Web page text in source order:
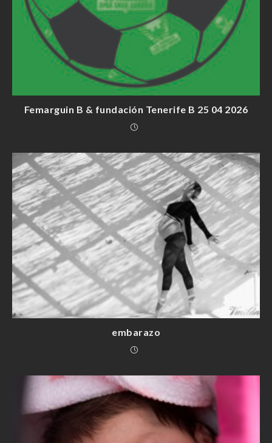
Femarguin B & fundación Tenerife B 25 04 2026
embarazo